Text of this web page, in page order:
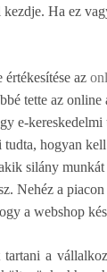
Ha ez
az
tette az
e-
hogyan
silány
Nehéz a
a webshop
tartani a